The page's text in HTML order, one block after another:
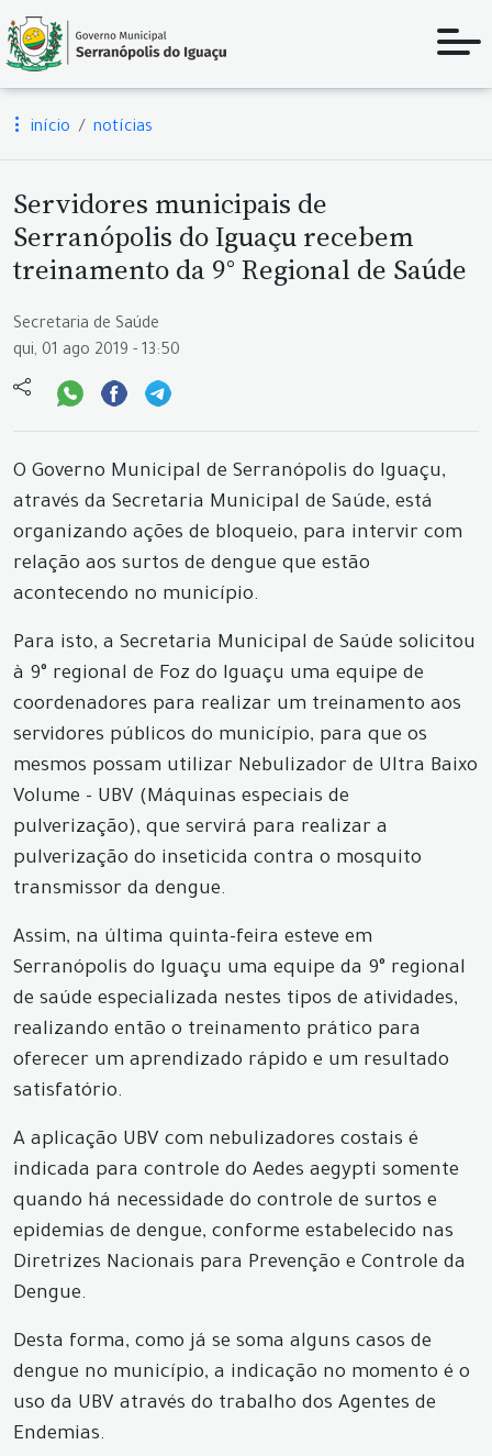
início notícias
Servidores municipais de
Serranópolis do Iguaçu recebem
treinamento da 9° Regional de Saúde
Secretaria de Saúde
qui, 01 ago 2019 - 13:50
O Governo Municipal de Serranópolis do Iguaçu,
através da Secretaria Municipal de Saúde, está
organizando ações de bloqueio, para intervir com
relação aos surtos de dengue que estão
acontecendo no município.
Para isto, a Secretaria Municipal de Saúde solicitou
à 9° regional de Foz do Iguaçu uma equipe de
coordenadores para realizar um treinamento aos
servidores públicos do município, para que os
mesmos possam utilizar Nebulizador de Ultra Baixo
Volume - UBV (Máquinas especiais de
pulverização), que servirá para realizar a
pulverização do inseticida contra o mosquito
transmissor da dengue.
Assim, na última quinta-feira esteve em
Serranópolis do Iguaçu uma equipe da 9° regional
de saúde especializada nestes tipos de atividades,
realizando então o treinamento prático para
oferecer um aprendizado rápido e um resultado
satisfatório.
A aplicação UBV com nebulizadores costais é
indicada para controle do Aedes aegypti somente
quando há necessidade do controle de surtos e
epidemias de dengue, conforme estabelecido nas
Diretrizes Nacionais para Prevenção e Controle da
Dengue.
Desta forma, como já se soma alguns casos de
dengue no município, a indicação no momento é o
uso da UBV através do trabalho dos Agentes de
Endemias.